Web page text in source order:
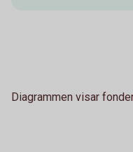
Diagrammen visar